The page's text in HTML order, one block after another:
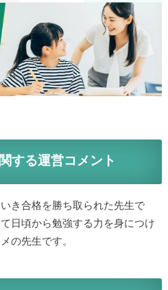
する運営コメント
き合格を勝ち取られた先生で
日頃から勉強する力を身につけ
の先生です。